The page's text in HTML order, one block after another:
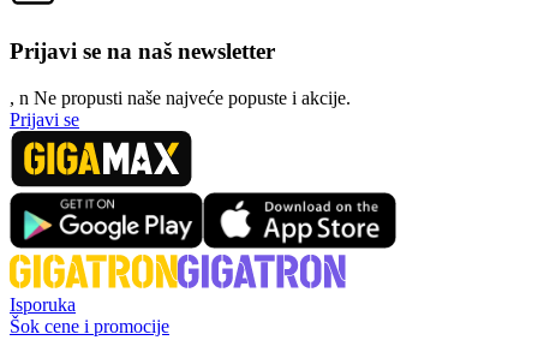
Prijavi se na naš newsletter
, n Ne propusti naše najveće popuste i akcije.
Prijavi se
Isporuka
Šok cene i promocije